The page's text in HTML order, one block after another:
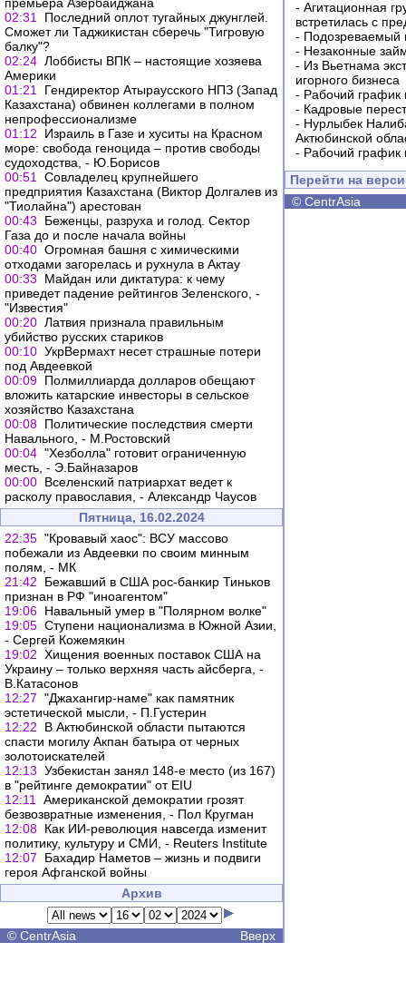
02:31
Последний оплот тугайных джунглей.
Сможет ли Таджикистан сберечь "Тигровую
балку"?
02:24 Лоббисты ВПК – настоящие хозяева
Америки
01:21
Гендиректор Атыраусского НПЗ (Запад
Казахстана) обвинен коллегами в полном
непрофессионализме
01:12
Израиль в Газе и хуситы на Красном
море: свобода геноцида – против свободы
судоходства, - Ю.Борисов
00:51
Совладелец крупнейшего
предприятия Казахстана (Виктор Долгалев из
"Тиолайна") арестован
00:43
Беженцы, разруха и голод. Сектор
Газа до и после начала войны
00:40 Огромная башня с химическими
отходами загорелась и рухнула в Актау
00:33
Майдан или диктатура: к чему
приведет падение рейтингов Зеленского, -
"Известия"
00:20 Латвия признала правильным
убийство русских стариков
00:10 УкрВермахт несет страшные потери
под Авдеевкой
00:09 Полмиллиарда долларов обещают
вложить катарские инвесторы в сельское
хозяйство Казахстана
00:08 Политические последствия смерти
Навального, - М.Ростовский
00:04 "Хезболла" готовит ограниченную
месть, - Э.Байназаров
00:00 Вселенский патриархат ведет к
расколу православия, - Александр Чаусов
Пятница, 16.02.2024
22:35 "Кровавый хаос": ВСУ массово
побежали из Авдеевки по своим минным
полям, - МК
21:42
Бежавший в США рос-банкир Тиньков
признан в РФ "иноагентом"
19:06 Навальный умер в "Полярном волке"
19:05 Ступени национализма в Южной Азии,
- Сергей Кожемякин
19:02 Хищения военных поставок США на
Украину – только верхняя часть айсберга, -
В.Катасонов
12:27 "Джахангир-наме" как памятник
эстетической мысли, - П.Густерин
12:22
В Актюбинской области пытаются
спасти могилу Акпан батыра от черных
золотоискателей
12:13 Узбекистан занял 148-е место (из 167)
в "рейтинге демократии" от EIU
12:11
Американской демократии грозят
безвозвратные изменения, - Пол Кругман
12:08 Как ИИ-революция навсегда изменит
политику, культуру и СМИ, - Reuters Institute
12:07
Бахадир Наметов – жизнь и подвиги
героя Афганской войны
Архив
© CentrAsia Вверх
- Агитационная
встретилась с
- Подозреваемый
- Незаконные
- Из Вьетнама
игорного бизнеса
- Рабочий график
- Кадровые
- Нурлыбек
Актюбинской
- Рабочий график
Перейти на
© CentrAsia